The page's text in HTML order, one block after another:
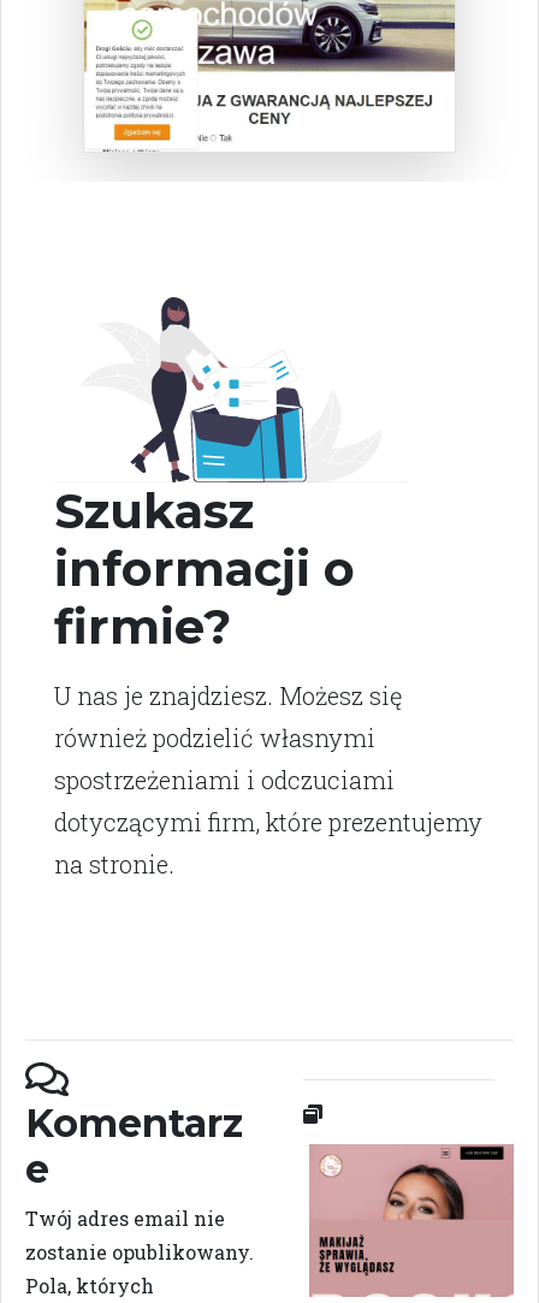
Szukasz
informacji o
firmie?
U nas je znajdziesz. Możesz się
również podzielić własnymi
spostrzeżeniami i odczuciami
dotyczącymi firm, które prezentujemy
na stronie.
Komentarz
e
Twój adres email nie
zostanie opublikowany.
Pola, których